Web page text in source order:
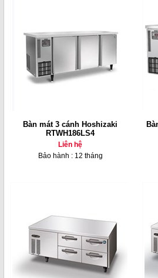
Bàn mát 3 cánh Hoshizaki
RTWH186LS4
Liên hệ
Bảo hành : 12 tháng